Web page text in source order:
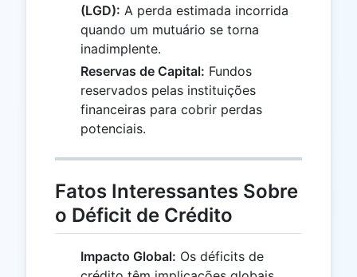
(LGD): A perda estimada incorrida
quando um mutuário se torna
inadimplente.
Reservas de Capital: Fundos
reservados pelas instituições
financeiras para cobrir perdas
potenciais.
Fatos Interessantes Sobre
o Déficit de Crédito
Impacto Global: Os déficits de